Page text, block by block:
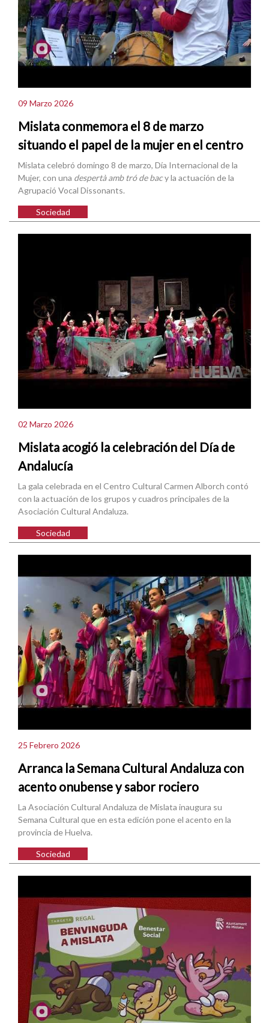
09 Marzo 2026
Mislata conmemora el 8 de marzo
situando el papel de la mujer en el centro
Mislata celebró domingo 8 de marzo, Día Internacional de la
Mujer, con una despertà amb tró de bacy la actuación de la
Agrupació Vocal Dissonants.
Sociedad
02 Marzo 2026
Mislata acogió la celebración del Día de
Andalucía
La gala celebrada en el Centro Cultural Carmen Alborch contó
con la actuación de los grupos y cuadros principales de la
Asociación Cultural Andaluza.
Sociedad
25 Febrero 2026
Arranca la Semana Cultural Andaluza con
acento onubense y sabor rociero
La Asociación Cultural Andaluza de Mislata inaugura su
Semana Cultural que en esta edición pone el acento en la
provincia de Huelva.
Sociedad